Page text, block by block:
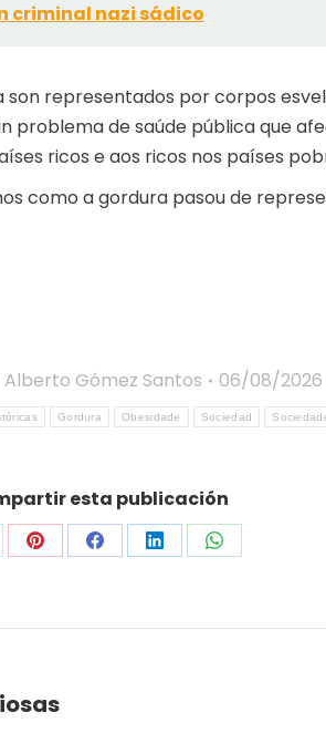
criminal nazi sádico
representados por corpos
problema de saúde pública que
ricos e aos ricos nos países
como a gordura pasou de
Alberto Gómez Santos 06/08/2026
Gordura Obesidade Sociedad
esta publicación
Share
Pinterest
Share
Facebook
Share
LinkedIn
Share
WhatsApp